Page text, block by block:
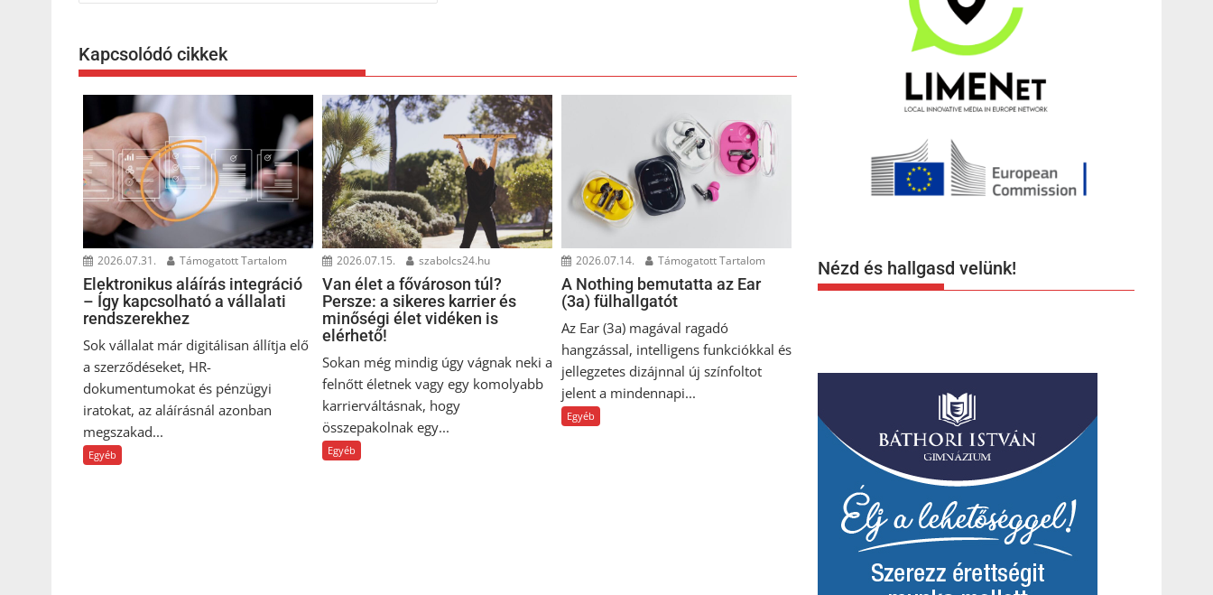
Kapcsolódó cikkek
2026.07.31. Támogatott Tartalom
Elektronikus aláírás integráció
– Így kapcsolható a vállalati
rendszerekhez
Sok vállalat már digitálisan állítja elő
a szerződéseket, HR-
dokumentumokat és pénzügyi
iratokat, az aláírásnál azonban
megszakad...
Egyéb
2026.07.15. szabolcs24.hu
Van élet a fővároson túl?
Persze: a sikeres karrier és
minőségi élet vidéken is
elérhető!
Sokan még mindig úgy vágnak neki a
felnőtt életnek vagy egy komolyabb
karrierváltásnak, hogy
összepakolnak egy...
Egyéb
2026.07.14. Támogatott Tartalom
A Nothing bemutatta az Ear
(3a) fülhallgatót
Az Ear (3a) magával ragadó
hangzással, intelligens funkciókkal és
jellegzetes dizájnnal új színfoltot
jelent a mindennapi...
Egyéb
Nézd és hallgasd velünk!